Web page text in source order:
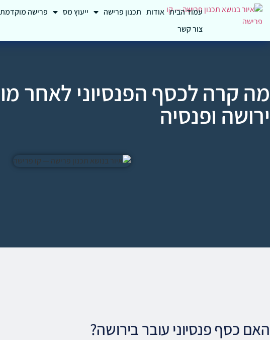
עמוד הבית אודות תכנון פרישה ייעוץ מס פרישה מוקדמת
צור קשר
מה קרה לכסף הפנסיוני לאחר
ירושה ופנסיה
האם כסף פנסיוני עובר בירושה?